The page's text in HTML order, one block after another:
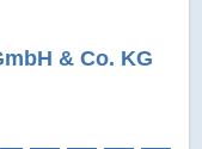
& Co. KG